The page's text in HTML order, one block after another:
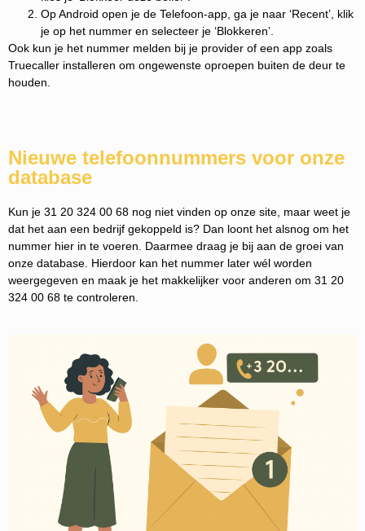
Op Android open je de Telefoon-app, ga je naar ‘Recent’, klik
je op het nummer en selecteer je ‘Blokkeren’.
Ook kun je het nummer melden bij je provider of een app zoals
Truecaller installeren om ongewenste oproepen buiten de deur te
houden.
Nieuwe telefoonnummers voor onze
database
Kun je 31 20 324 00 68 nog niet vinden op onze site, maar weet je
dat het aan een bedrijf gekoppeld is? Dan loont het alsnog om het
nummer hier in te voeren. Daarmee draag je bij aan de groei van
onze database. Hierdoor kan het nummer later wél worden
weergegeven en maak je het makkelijker voor anderen om 31 20
324 00 68 te controleren.